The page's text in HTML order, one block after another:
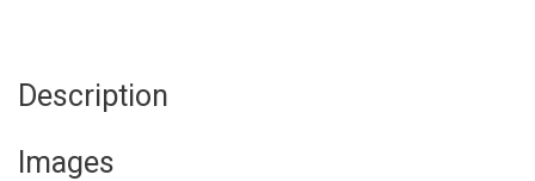
Description
Images